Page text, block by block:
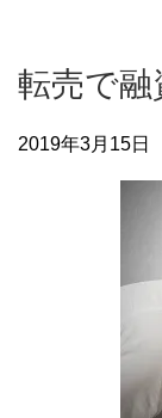
転売で融
2019年3月15日